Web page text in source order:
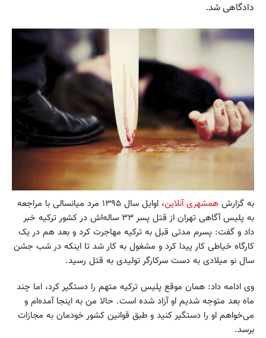
دادگاهی شد.
به گزارش همشهری آنلاین
، اوایل سال ۱۳۹۵ مرد میانسالی با مراجعه
به پلیس آگاهی تهران از قتل پسر ۳۳ ساله‌اش در کشور ترکیه خبر
داد و گفت: پسرم مدتی قبل به ترکیه مهاجرت کرد و بعد هم در یک
کارگاه خیاطی کار پیدا کرد و مشغول به کار شد تا اینکه در شب جشن
سال نو میلادی به دست سرکارگر تولیدی به قتل رسید.
وی ادامه داد: همان موقع پلیس ترکیه متهم را دستگیر کرد، اما چند
ماه بعد متوجه شدیم او آزاد شده است. حالا من به اینجا آمده‌ام و
می‌خواهم او را دستگیر کنید و طبق قوانین کشور خودمان به مجازات
برسد.